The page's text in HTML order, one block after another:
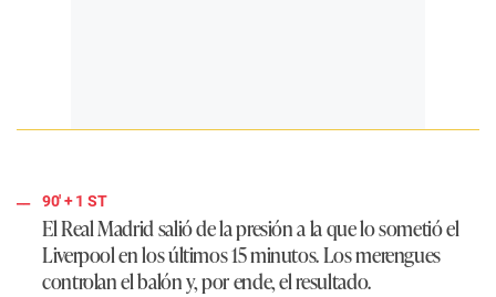
90'+ 1 ST
El Real Madrid salió de la presión a la que lo sometió el
Liverpool en los últimos 15 minutos. Los merengues
controlan el balón y, por ende, el resultado.